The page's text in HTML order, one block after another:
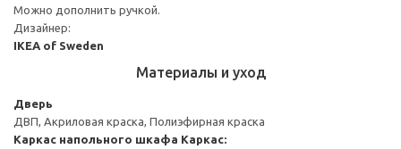
Можно дополнить ручкой.
Дизайнер:
IKEA of Sweden
Материалы и уход
Дверь
ДВП, Акриловая краска, Полиэфирная краска
Каркас напольного шкафа Каркас: